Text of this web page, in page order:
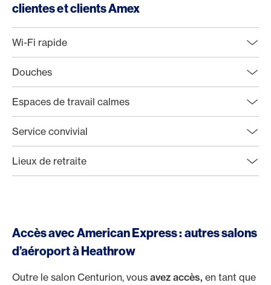
clientes et clients Amex
Wi-Fi rapide
Douches
Espaces de travail calmes
Service convivial
Lieux de retraite
Accès avec American Express : autres salons
d’aéroport à Heathrow
Outre le salon Centurion, vous avez accès, en tant que